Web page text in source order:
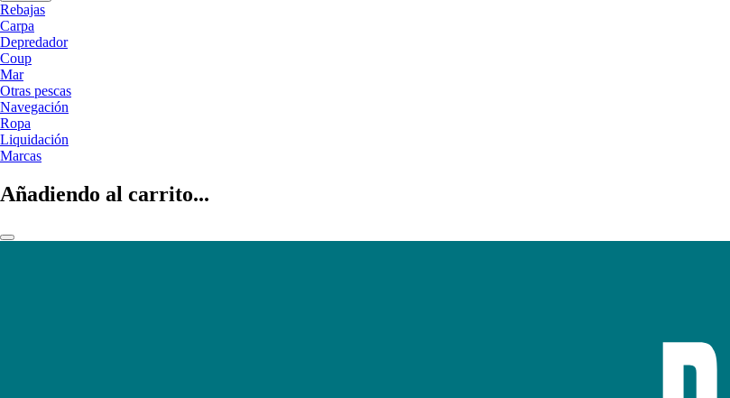
Rebajas
Carpa
Depredador
Coup
Mar
Otras pescas
Navegación
Ropa
Liquidación
Marcas
Añadiendo al carrito...